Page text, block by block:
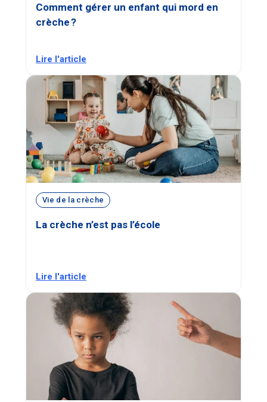
Comment gérer un enfant qui mord en
crèche ?
Lire l'article
Vie de la crèche
La crèche n’est pas l’école
Lire l'article